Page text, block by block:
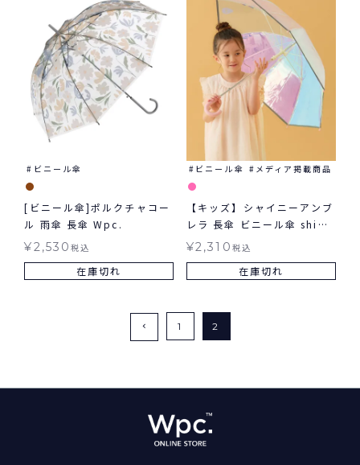
ビニール傘
[ビニール傘]ポルクチャコー
ル 雨傘 長傘 Wpc.
¥2,530税込
在庫切れ
ビニール傘 メディア掲載商品
【キッズ】シャイニーアンブ
レラ 長傘 ビニール傘 shiny
plastic umbrella 雨傘
¥2,310 税込
在庫切れ
1 2